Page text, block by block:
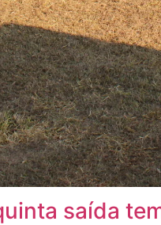
saída